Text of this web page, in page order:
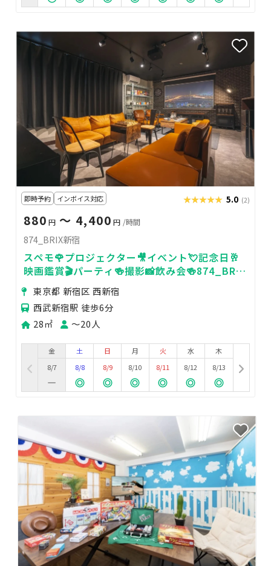
即時予約 インボイス対応 ★★★★★
★★★★★ 5.0 (2)
880 円 〜 4,400 円 /時間
874_BRIX新宿
スペモ🌹プロジェクター🎥イベント💘記念日🥂
映画鑑賞🎬️パーティ🍻撮影📸飲み会🍻874_BRIX
新宿東京都 新宿区 西新宿
西武新宿駅 徒歩6分
28㎡
〜20人
金
8/7
土
8/8
日
8/9
月
8/10
火
8/11
水
8/12
木
8/13